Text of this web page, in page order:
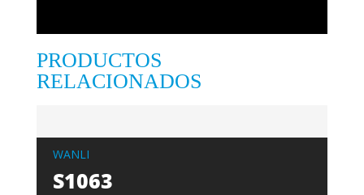
PRODUCTOS
RELACIONADOS
WANLI
S1063